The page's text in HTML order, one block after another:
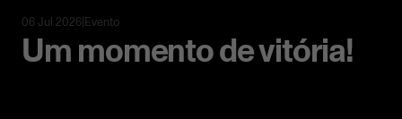
06 Jul 2026|Evento
Um momento de vitória!